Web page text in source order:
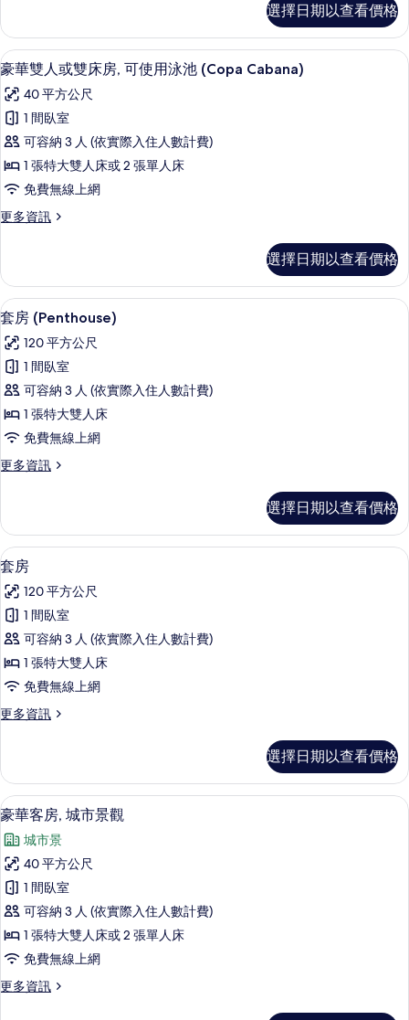
相
片
套
房
的
情
選擇日期以查看價格
顯
示
豪
華
雙
人
或
雙
房,
可
使
用
泳
池
(Copa
Cabana)
的
相
片
豪華雙人或雙床房, 可使用泳池
8
豪華雙人或雙床房, 可使用泳池 (Copa Cabana)
40 平方公尺
1 間臥室
可容納 3 人 (依實際入住人數計費)
1 張特大雙人床或 2 張單人床
免費無線上網
更多資訊
更
雙
人
或
床
房,
使
用
泳
池
(Copa
情
選擇日期以查看價格
顯
示
套
房
(Penthouse)
的
所
有
片
32-吋LED 液晶電視、有線頻道、電視
18
套房 (Penthouse)
120 平方公尺
1 間臥室
可容納 3 人 (依實際入住人數計費)
1 張特大雙人床
免費無線上網
更多資訊
更
(Penthouse)
的
詳
選擇日期以查看價格
顯
示
套
房
的
所
有
相
迷你吧、客房內保險箱、書桌、遮光
10
套房
120 平方公尺
1 間臥室
可容納 3 人 (依實際入住人數計費)
1 張特大雙人床
免費無線上網
更多資訊
更
的
詳
情
選擇日期以查看價格
顯
示
豪
華
客
房,
城
市
景
豪華客房, 城市景觀 | 迷你吧、客房內
5
豪華客房, 城市景觀
城市景
40 平方公尺
1 間臥室
可容納 3 人 (依實際入住人數計費)
1 張特大雙人床或 2 張單人床
免費無線上網
更多資訊
更